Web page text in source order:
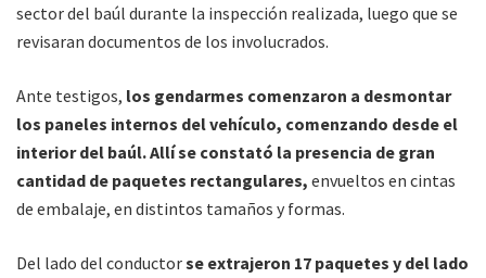
sector del baúl durante la inspección realizada, luego que se
revisaran documentos de los involucrados.
Ante testigos, los gendarmes comenzaron a desmontar
los paneles internos del vehículo, comenzando desde el
interior del baúl. Allí se constató la presencia de gran
cantidad de paquetes rectangulares, envueltos en cintas
de embalaje, en distintos tamaños y formas.
Del lado del conductorse extrajeron 17 paquetes y del lado